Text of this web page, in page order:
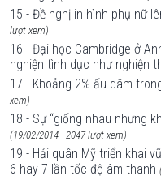
15 - Đề nghị in hình phụ nữ
lượt xem)
16 - Đại học Cambridge ở
nghiện tình dục như nghiện
17 - Khoảng 2% ấu dâm
xem)
18 - Sự “giống nhau nhưng
(19/02/2014 - 2047 lượt xem)
19 - Hải quân Mỹ triển khai
6 hay 7 lần tốc độ âm thanh